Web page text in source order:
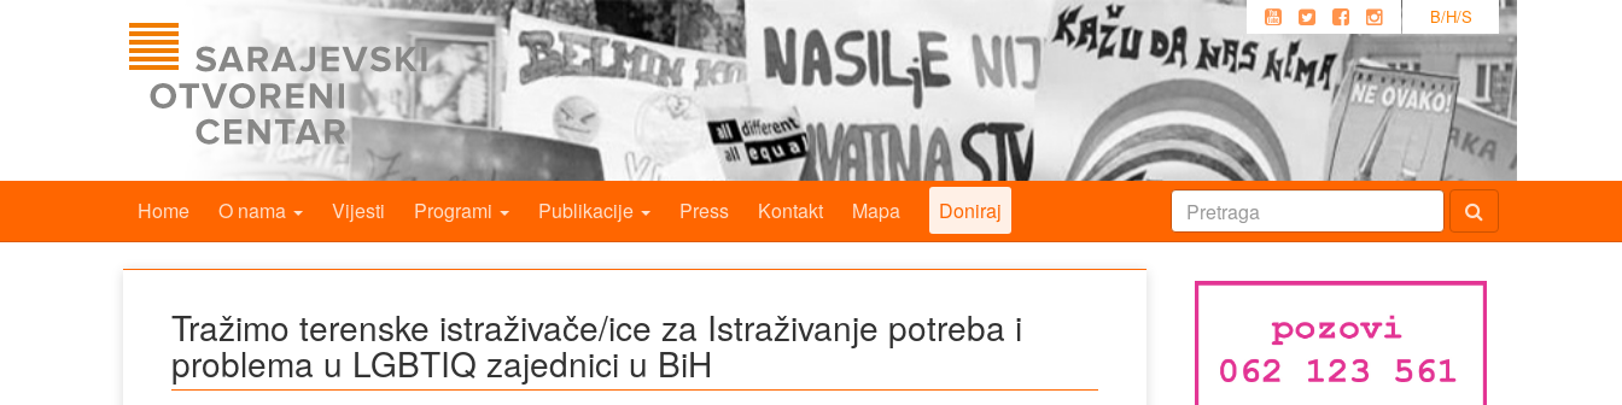
B/H/S
Home O nama Vijesti Programi Publikacije Press Kontakt Mapa Doniraj
Tražimo terenske istraživače/ice za Istraživanje potreba i
problema u LGBTIQ zajednici u BiH